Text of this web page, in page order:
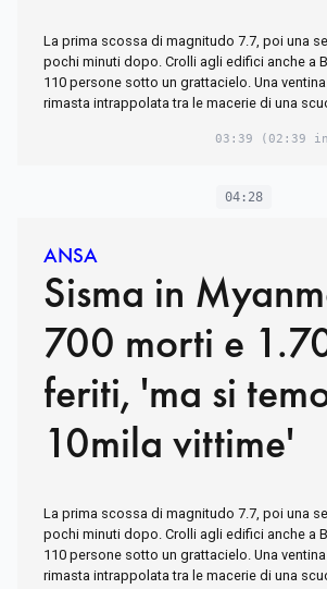
La prima scossa di magnitudo 7.7, poi una
pochi minuti dopo. Crolli agli edifici anche a
110 persone sotto un grattacielo. Una
rimasta intrappolata tra le macerie di una
03:39 (02:39
04:28
ANSA
Sisma in
700 morti e
feriti, 'ma si
10mila vittime'
La prima scossa di magnitudo 7.7, poi una
pochi minuti dopo. Crolli agli edifici anche a
110 persone sotto un grattacielo. Una
rimasta intrappolata tra le macerie di una